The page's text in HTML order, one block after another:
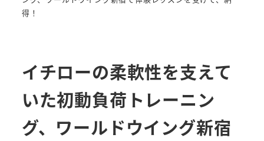
得！
イチローの柔軟性を支えて
いた初動負荷トレーニン
グ、ワールドウイング新宿